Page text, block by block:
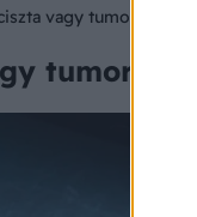
vagy tumor
tumor